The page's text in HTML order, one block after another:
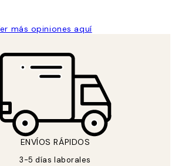
más opiniones aquí
ENVÍOS RÁPIDOS
3-5 días laborales